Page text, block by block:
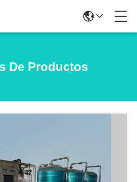
De Productos